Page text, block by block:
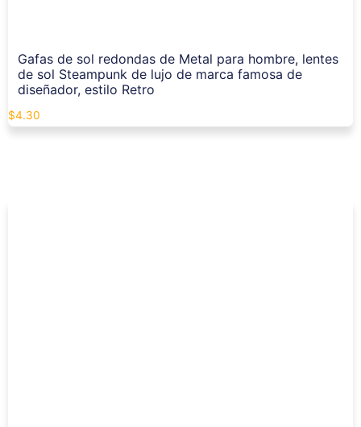
Gafas de sol redondas de Metal para hombre, lentes
de sol Steampunk de lujo de marca famosa de
diseñador, estilo Retro
$4.30